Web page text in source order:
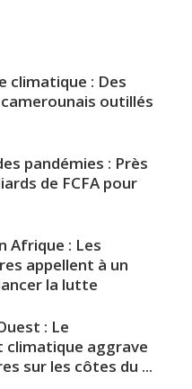
climatique : Des
outillés
pandémies : Près
de FCFA pour
Afrique : Les
appellent à un
la lutte
: Le
climatique aggrave
sur les côtes du ...